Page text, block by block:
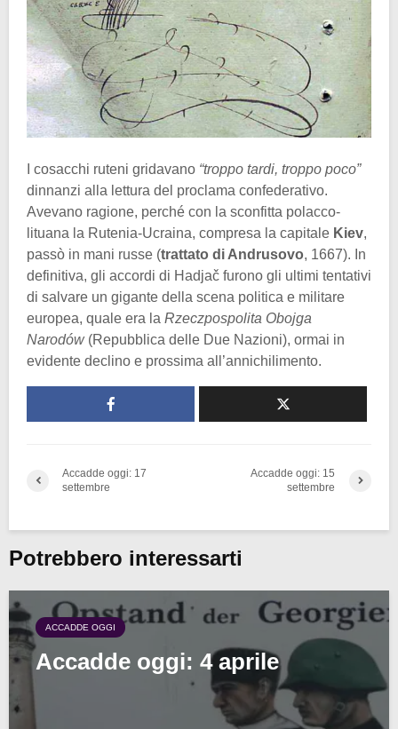
I cosacchi ruteni gridavano “troppo tardi, troppo poco”
dinnanzi alla lettura del proclama confederativo.
Avevano ragione, perché con la sconfitta polacco-
lituana la Rutenia-Ucraina, compresa la capitale Kiev,
passò in mani russe (trattato di Andrusovo, 1667). In
definitiva, gli accordi di Hadjač furono gli ultimi tentativi
di salvare un gigante della scena politica e militare
europea, quale era la Rzeczpospolita Obojga
Narodów(Repubblica delle Due Nazioni), ormai in
evidente declino e prossima all’annichilimento.
Accadde oggi: 17
settembre
Accadde oggi: 15
settembre
Potrebbero interessarti
ACCADDE OGGI
Accadde oggi: 4 aprile